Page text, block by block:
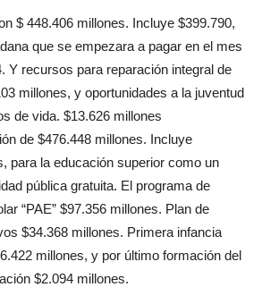
$ 448.406 millones. Incluye $399.790,
que se empezara a pagar en el mes
Y recursos para reparación integral de
millones, y oportunidades a la juventud
de vida. $13.626 millones
de $476.448 millones. Incluye
para la educación superior como un
pública gratuita. El programa de
“PAE” $97.356 millones. Plan de
$34.368 millones. Primera infancia
millones, y por último formación del
$2.094 millones.